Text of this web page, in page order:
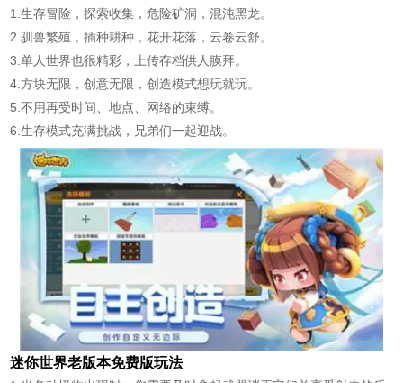
1.生存冒险，探索收集，危险矿洞，混沌黑龙。
2.驯兽繁殖，插种耕种，花开花落，云卷云舒。
3.单人世界也很精彩，上传存档供人膜拜。
4.方块无限，创意无限，创造模式想玩就玩。
5.不用再受时间、地点、网络的束缚。
6.生存模式充满挑战，兄弟们一起迎战。
迷你世界老版本免费版玩法